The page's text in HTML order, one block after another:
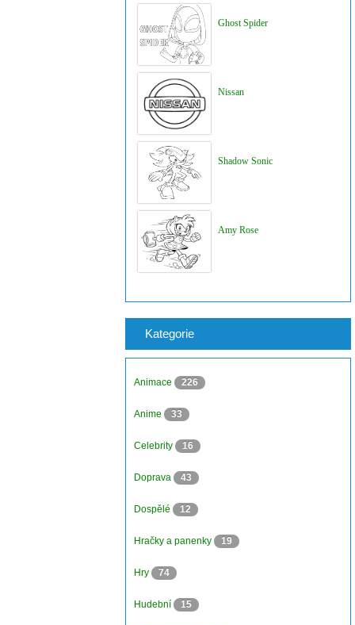
Ghost Spider
Nissan
Shadow Sonic
Amy Rose
Kategorie
Animace 226
Anime 33
Celebrity 16
Doprava 43
Dospělé 12
Hračky a panenky 19
Hry 74
Hudební 15